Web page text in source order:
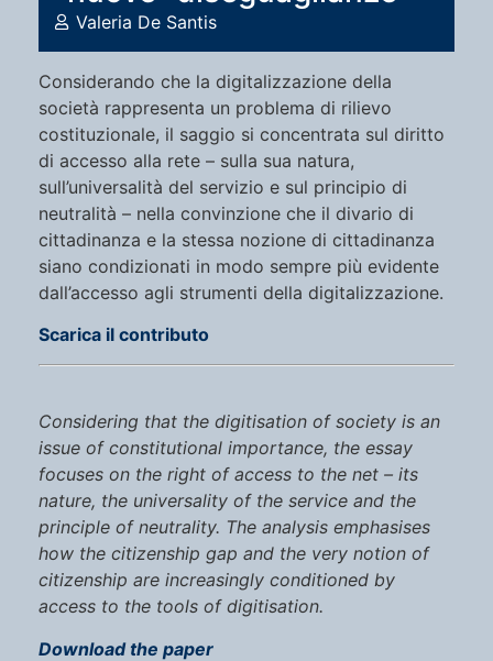
Valeria De Santis
Considerando che la digitalizzazione della
società rappresenta un problema di rilievo
costituzionale, il saggio si concentrata sul diritto
di accesso alla rete – sulla sua natura,
sull’universalità del servizio e sul principio di
neutralità – nella convinzione che il divario di
cittadinanza e la stessa nozione di cittadinanza
siano condizionati in modo sempre più evidente
dall’accesso agli strumenti della digitalizzazione.
Scarica il contributo
Considering that the digitisation of society is an
issue of constitutional importance, the essay
focuses on the right of access to the net – its
nature, the universality of the service and the
principle of neutrality. The analysis emphasises
how the citizenship gap and the very notion of
citizenship are increasingly conditioned by
access to the tools of digitisation.
Download the paper